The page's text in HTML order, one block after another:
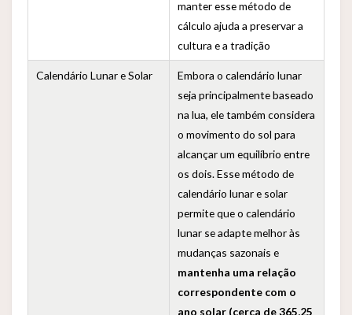
manter esse método de
cálculo ajuda a preservar a
cultura e a tradição
Calendário Lunar e Solar
Embora o calendário lunar
seja principalmente baseado
na lua, ele também considera
o movimento do sol para
alcançar um equilíbrio entre
os dois. Esse método de
calendário lunar e solar
permite que o calendário
lunar se adapte melhor às
mudanças sazonais e
mantenha uma relação
correspondente com o
ano solar (cerca de 365,25